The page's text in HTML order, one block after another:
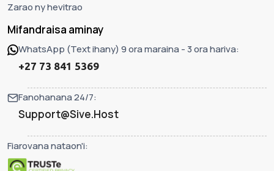
Zarao ny hevitrao
Mifandraisa aminay
WhatsApp (Text ihany) 9 ora maraina - 3 ora hariva:
+27 73 841 5369
Fanohanana 24/7:
Support@Sive.Host
Fiarovana nataon'i: